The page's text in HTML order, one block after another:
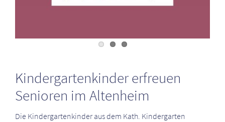
Kindergartenkinder erfreuen
Senioren im Altenheim
Die Kindergartenkinder aus dem Kath. Kindergarten